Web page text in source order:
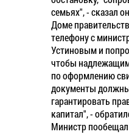
семьях", - сказал
Доме
телефону с
Устиновым и
чтобы
по оформлению
документы
гарантировать
капитал", -
Министр пообещал